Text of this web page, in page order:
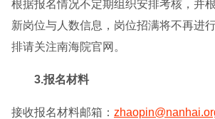
根据报名情况不定期组织安排考核，并
新岗位与人数信息，岗位招满将不再进
排请关注南海院官网。
3.报名材料
接收报名材料邮箱：